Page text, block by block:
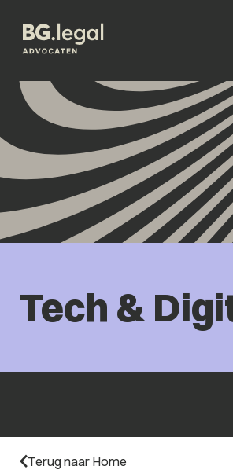
Tech &
Terug naar Home